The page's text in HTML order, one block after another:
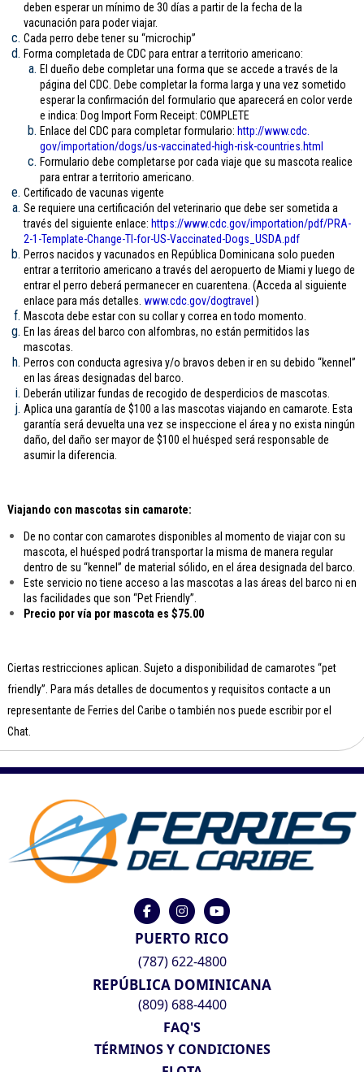
deben esperar un mínimo de 30 días a partir de la fecha de la
vacunación para poder viajar.
Cada perro debe tener su “microchip”
Forma completada de CDC para entrar a territorio americano:
El dueño debe completar una forma que se accede a través de la
página del CDC. Debe completar la forma larga y una vez sometido
esperar la confirmación del formulario que aparecerá en color verde
e indica: Dog Import Form Receipt: COMPLETE
Enlace del CDC para completar formulario: http://www.cdc.
gov/importation/dogs/us-vaccinated-high-risk-countries.html
Formulario debe completarse por cada viaje que su mascota realice
para entrar a territorio americano.
Certificado de vacunas vigente
Se requiere una certificación del veterinario que debe ser sometida a
través del siguiente enlace: https://www.cdc.gov/importation/pdf/PRA-
2-1-Template-Change-TI-for-US-Vaccinated-Dogs_USDA.pdf
Perros nacidos y vacunados en República Dominicana solo pueden
entrar a territorio americano a través del aeropuerto de Miami y luego de
entrar el perro deberá permanecer en cuarentena. (Acceda al siguiente
enlace para más detalles. www.cdc.gov/dogtravel )
Mascota debe estar con su collar y correa en todo momento.
En las áreas del barco con alfombras, no están permitidos las
mascotas.
Perros con conducta agresiva y/o bravos deben ir en su debido “kennel”
en las áreas designadas del barco.
Deberán utilizar fundas de recogido de desperdicios de mascotas.
Aplica una garantía de $100 a las mascotas viajando en camarote. Esta
garantía será devuelta una vez se inspeccione el área y no exista ningún
daño, del daño ser mayor de $100 el huésped será responsable de
asumir la diferencia.
Viajando con mascotas sin camarote:
De no contar con camarotes disponibles al momento de viajar con su
mascota, el huésped podrá transportar la misma de manera regular
dentro de su “kennel” de material sólido, en el área designada del barco.
Este servicio no tiene acceso a las mascotas a las áreas del barco ni en
las facilidades que son “Pet Friendly”.
Precio por vía por mascota es $75.00
Ciertas restricciones aplican. Sujeto a disponibilidad de camarotes “pet
friendly”. Para más detalles de documentos y requisitos contacte a un
representante de Ferries del Caribe o también nos puede escribir por el
Chat.
PUERTO RICO
(787) 622-4800
REPÚBLICA DOMINICANA
(809) 688-4400
FAQ'S
TÉRMINOS Y CONDICIONES